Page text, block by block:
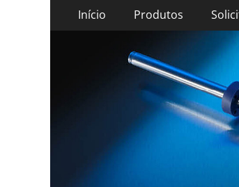
Menu
principal
Pular
para
Início Produtos